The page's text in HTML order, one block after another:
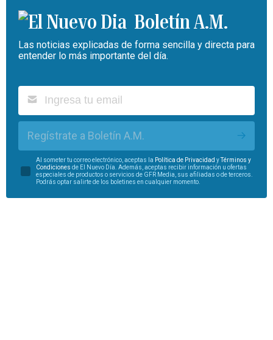
Boletín A.M.
Las noticias explicadas de forma sencilla y directa para
entender lo más importante del día.
Regístrate a Boletín A.M.
Al someter tu correo electrónico, aceptas la Política de Privacidad yTérminos y
Condiciones de El Nuevo Día. Además, aceptas recibir información u ofertas
especiales de productos o servicios de GFR Media, sus afiliadas o de terceros.
Podrás optar salirte de los boletines en cualquier momento.